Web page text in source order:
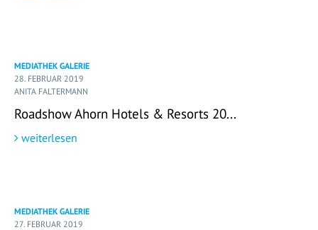
MEDIATHEK GALERIE
28. FEBRUAR 2019
ANITA FALTERMANN
Roadshow Ahorn Hotels & Resorts 20...
weiterlesen
MEDIATHEK GALERIE
27. FEBRUAR 2019